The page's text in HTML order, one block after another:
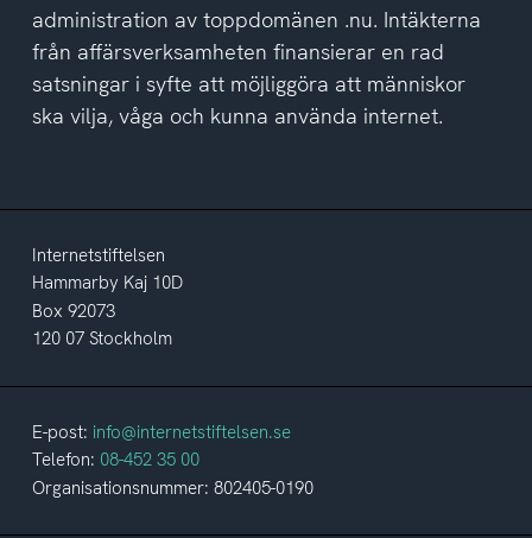
administration av toppdomänen .nu. Intäkterna
från affärsverksamheten finansierar en rad
satsningar i syfte att möjliggöra att människor
ska vilja, våga och kunna använda internet.
Internetstiftelsen
Hammarby Kaj 10D
Box 92073
120 07 Stockholm
E-post: info@internetstiftelsen.se
Telefon: 08-452 35 00
Organisationsnummer: 802405-0190